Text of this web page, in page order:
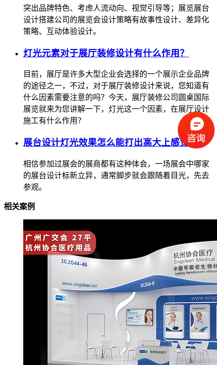
突出品牌特色、考虑人流动向、视觉引导等；展览展台
设计搭建公司的展览会设计策略有故事性设计、差异化
策略、互动体验设计。
灯光元素对于展厅装修设计有什么作用？
目前，展厅是许多大型企业会选择的一个展示企业品牌
的途径之一，不过，对于展厅装修设计来说，您知道有
什么因素需要注意的吗？今天，展厅装修公司圆桌国际
展览就来为您讲解一下，灯光这一个因素，在展厅设计
施工有什么作用？
展台设计灯光效果怎么能打出高大上感觉？
相信参加过展会的展商都有这种体会，一场展会中哪家
的展台设计标新立异，通常脚步就会跟随着目光，先去
参观。
相关案例